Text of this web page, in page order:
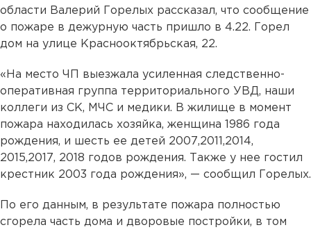
области Валерий Горелых рассказал, что сообщение
о пожаре в дежурную часть пришло в 4.22. Горел
дом на улице Краснооктябрьская, 22.
«На место ЧП выезжала усиленная следственно-
оперативная группа территориального УВД, наши
коллеги из СК, МЧС и медики. В жилище в момент
пожара находилась хозяйка, женщина 1986 года
рождения, и шесть ее детей 2007,2011,2014,
2015,2017, 2018 годов рождения. Также у нее гостил
крестник 2003 года рождения», — сообщил Горелых.
По его данным, в результате пожара полностью
сгорела часть дома и дворовые постройки, в том